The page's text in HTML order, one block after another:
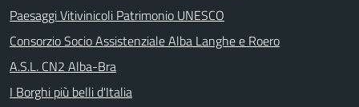
Paesaggi Vitivinicoli Patrimonio UNESCO
Consorzio Socio Assistenziale Alba Langhe e Roero
A.S.L. CN2 Alba-Bra
I Borghi più belli d'Italia